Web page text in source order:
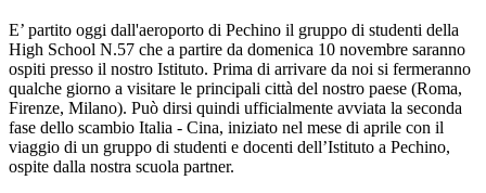
E’ partito oggi dall'aeroporto di Pechino il gruppo di studenti della
High School N.57 che a partire da domenica 10 novembre saranno
ospiti presso il nostro Istituto. Prima di arrivare da noi si fermeranno
qualche giorno a visitare le principali città del nostro paese (Roma,
Firenze, Milano). Può dirsi quindi ufficialmente avviata la seconda
fase dello scambio Italia - Cina, iniziato nel mese di aprile con il
viaggio di un gruppo di studenti e docenti dell’Istituto a Pechino,
ospite dalla nostra scuola partner.